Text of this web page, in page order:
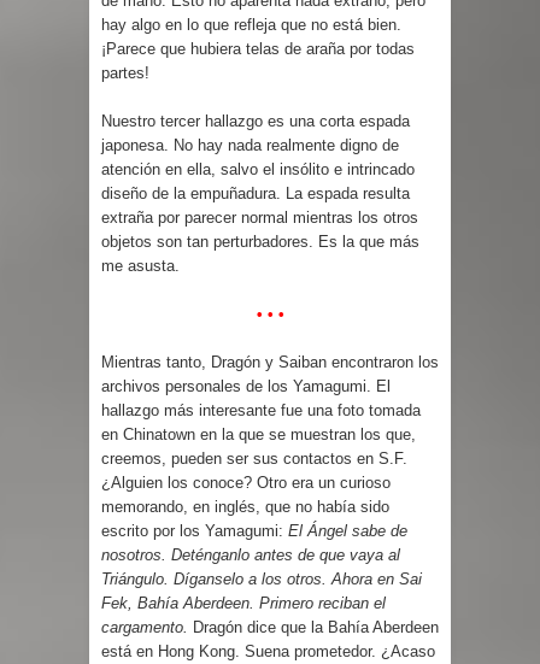
hay algo en lo que refleja que no está bien.
¡Parece que hubiera telas de araña por todas
partes!
Nuestro tercer hallazgo es una corta espada
japonesa. No hay nada realmente digno de
atención en ella, salvo el insólito e intrincado
diseño de la empuñadura. La espada resulta
extraña por parecer normal mientras los otros
objetos son tan perturbadores. Es la que más
me asusta.
• • •
Mientras tanto, Dragón y Saiban encontraron los
archivos personales de los Yamagumi. El
hallazgo más interesante fue una foto tomada
en Chinatown en la que se muestran los que,
creemos, pueden ser sus contactos en S.F.
¿Alguien los conoce? Otro era un curioso
memorando, en inglés, que no había sido
escrito por los Yamagumi: El Ángel sabe de
nosotros. Deténganlo antes de que vaya al
Triángulo. Díganselo a los otros. Ahora en Sai
Fek, Bahía Aberdeen. Primero reciban el
cargamento.
Dragón dice que la Bahía Aberdeen
está en Hong Kong. Suena prometedor. ¿Acaso